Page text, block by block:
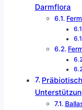
Darmflora